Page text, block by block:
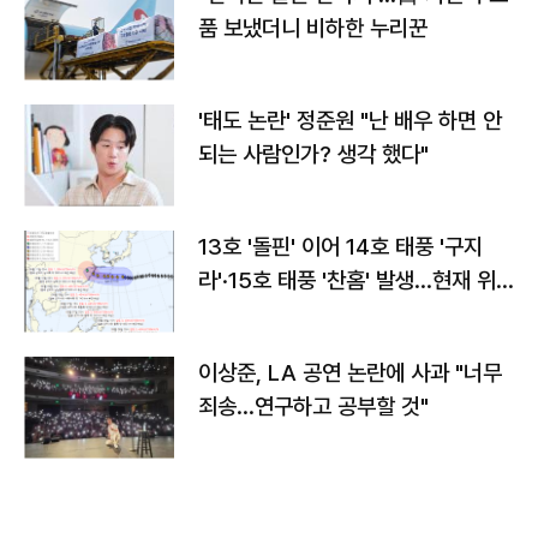
품 보냈더니 비하한 누리꾼
'태도 논란' 정준원 "난 배우 하면 안
되는 사람인가? 생각 했다"
13호 '돌핀' 이어 14호 태풍 '구지
라'·15호 태풍 '찬홈' 발생…현재 위
이상준, LA 공연 논란에 사과 "너무
죄송…연구하고 공부할 것"